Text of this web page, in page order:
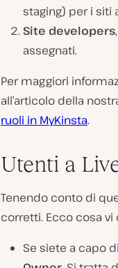
staging) per i siti
Site developers
assegnati.
Per maggiori
all’articolo della
ruoli in MyKinsta.
Utenti a
Tenendo conto di
corretti. Ecco cosa vi
Se siete a capo